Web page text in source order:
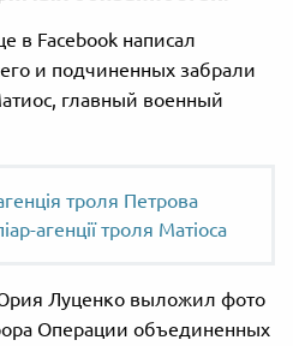
в Facebook написал
и подчиненных забрали
главный военный
троля Петрова
агенції троля Матіоса
Луценко выложил фото
Операции объединенных